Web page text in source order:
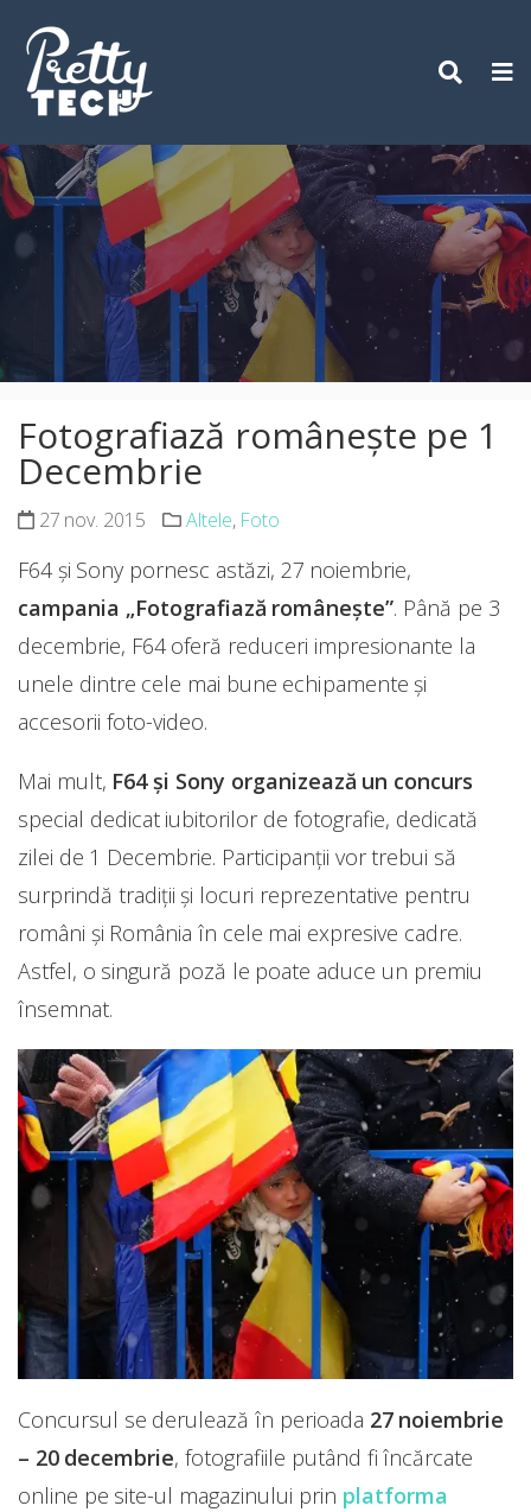
content
Fotografiază românește pe 1
Decembrie
27 nov. 2015 Altele, Foto
F64 și Sony pornesc astăzi, 27 noiembrie,
campania „Fotografiază românește”. Până pe 3
decembrie, F64 oferă reduceri impresionante la
unele dintre cele mai bune echipamente și
accesorii foto-video.
Mai mult, F64 și Sony organizează un concurs
special dedicat iubitorilor de fotografie, dedicată
zilei de 1 Decembrie. Participanții vor trebui să
surprindă tradiții și locuri reprezentative pentru
români și România în cele mai expresive cadre.
Astfel, o singură poză le poate aduce un premiu
însemnat.
Concursul se derulează în perioada 27 noiembrie
– 20 decembrie, fotografiile putând fi încărcate
online pe site-ul magazinului prin platforma